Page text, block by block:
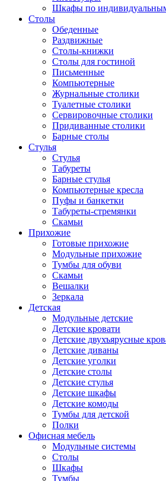
Шкафы по
Столы
Обеденные
Раздвижные
Столы-книжки
Столы для гостиной
Письменные
Компьютерные
Журнальные столики
Туалетные столики
Сервировочные столики
Придиванные столики
Барные столы
Стулья
Стулья
Табуреты
Барные стулья
Компьютерные кресла
Пуфы и банкетки
Табуреты-стремянки
Скамьи
Прихожие
Готовые прихожие
Модульные прихожие
Тумбы для обуви
Скамьи
Вешалки
Зеркала
Детская
Модульные детские
Детские кровати
Детские двухъярусные
Детские диваны
Детские уголки
Детские столы
Детские стулья
Детские шкафы
Детские комоды
Тумбы для детской
Полки
Офисная мебель
Модульные системы
Столы
Шкафы
Тумбы